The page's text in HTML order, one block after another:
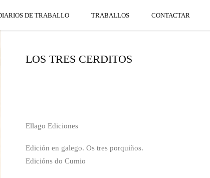
DE TRABALLO TRABALLOS CONTACTAR
LOS TRES CERDITOS
Ellago Ediciones
Edición en galego. Os tres porquiños.
Edicións do Cumio